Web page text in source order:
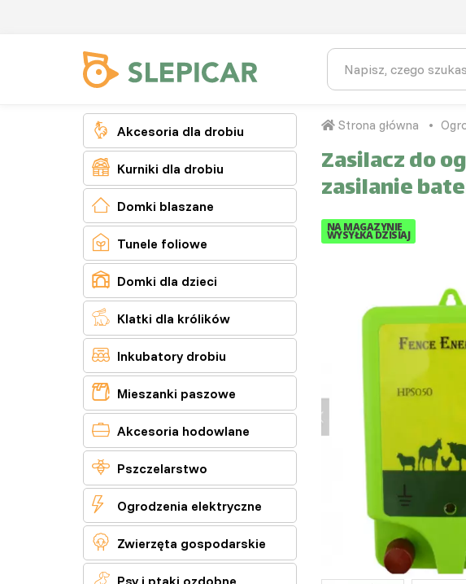
 Akcesoria dla drobiu
 Kurniki dla drobiu
 Domki blaszane
 Tunele foliowe
 Domki dla dzieci
 Klatki dla królików
 Inkubatory drobiu
 Mieszanki paszowe
 Akcesoria hodowlane
 Pszczelarstwo
 Ogrodzenia elektryczne
 Zwierzęta gospodarskie
 Psy i ptaki ozdobne
Strona główna
Zasilacz do
zasilanie
NA MAGAZYNIE
WYSYŁKA DZISIAJ